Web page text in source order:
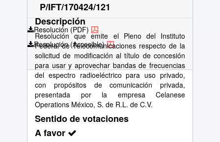
Resolución (PDF)
Resolución (Accesible)
P/IFT/170424/121
Descripción
Resolución que emite el Pleno del Instituto
Federal de Telecomunicaciones respecto de la
solicitud de modificación al título de concesión
para usar y aprovechar bandas de frecuencias
del espectro radioeléctrico para uso privado,
con propósitos de comunicación privada,
presentada por la empresa Celanese
Operations México, S. de R.L. de C.V.
Sentido de votaciones
A favor